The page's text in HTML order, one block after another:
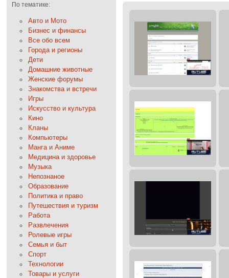
По тематике:
Авто и Мото
Бизнес и финансы
Все обо всем
Города и регионы
Дети
Домашние животные
Женские форумы
Знакомства и встречи
Игры
Искусство и культура
Кино
Кланы
Компьютеры
Манга и Аниме
Медицина и здоровье
Музыка
Непознаное
Образование
Политика и право
Путешествия и туризм
Работа
Развлечения
Ролевые игры
Семья и быт
Спорт
Технологии
Товары и услуги